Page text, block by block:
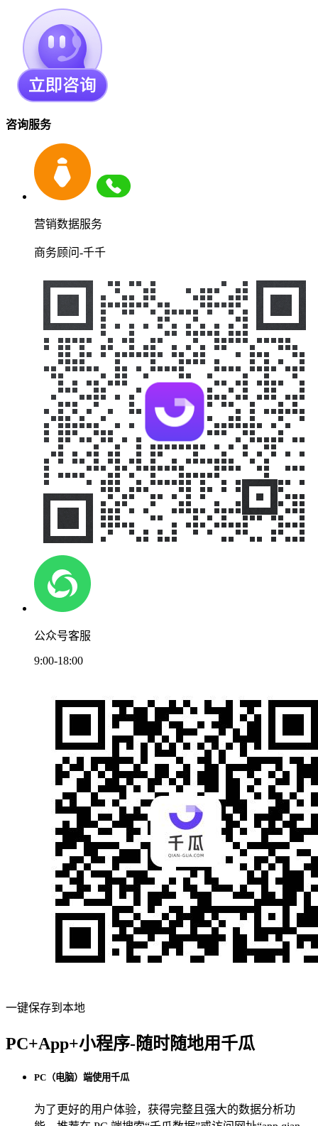
咨询服务
营销数据服务
商务顾问-千千
公众号客服
9:00-18:00
一键保存到本地
PC+App+小程序-随时随地用千瓜
PC（电脑）端使用千瓜
为了更好的用户体验，获得完整且强大的数据分析功